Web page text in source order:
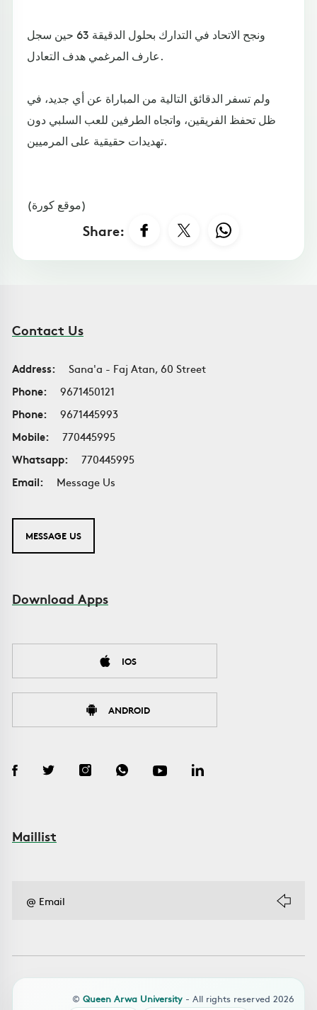
ونجح الاتحاد في التدارك بحلول الدقيقة 63 حين سجل
عارف المرغمي هدف التعادل.
ولم تسفر الدقائق التالية من المباراة عن أي جديد، في
ظل تحفظ الفريقين، واتجاه الطرفين للعب السلبي دون
تهديدات حقيقية على المرميين.
(موقع كورة)
Share:
Contact Us
Address:
Sana'a - Faj Atan, 60 Street
Phone:
9671450121
Phone:
9671445993
Mobile:
770445995
Whatsapp:
770445995
Email:
Message Us
MESSAGE US
Download Apps
IOS
ANDROID
Maillist
© Queen Arwa University - All rights reserved 2026